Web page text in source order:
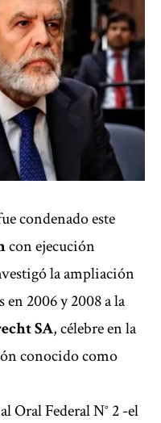
condenado este
con ejecución
la ampliación
en 2006 y 2008 a la
SA, célebre en la
conocido como
Oral Federal N° 2 -el